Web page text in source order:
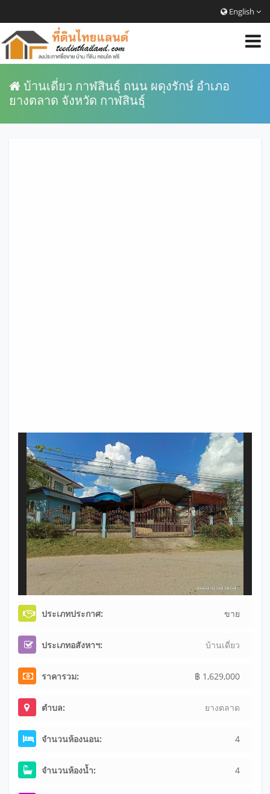
English
บ้านเดี่ยว กาฬสินธุ์ ถนน ผดุงรักษ์ อำเภอ
ยางตลาด จังหวัด กาฬสินธุ์
ประเภทประกาศ: ขาย
ประเภทอสังหาฯ: บ้านเดี่ยว
ราคารวม: ฿ 1,629,000
ตำบล: ยางตลาด
จำนวนห้องนอน: 4
จำนวนห้องน้ำ: 4